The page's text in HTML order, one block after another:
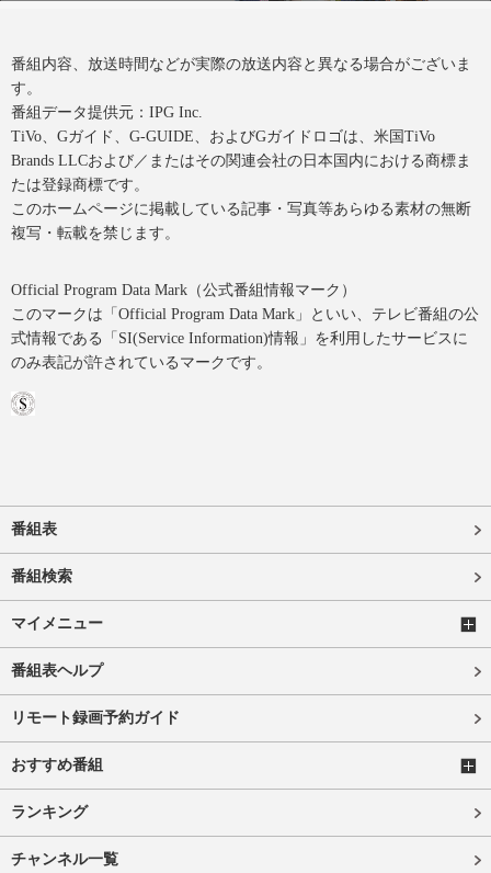
番組内容、放送時間などが実際の放送内容と異なる場合がございま
す。
番組データ提供元：IPG Inc.
TiVo、Gガイド、G-GUIDE、およびGガイドロゴは、米国TiVo
Brands LLCおよび／またはその関連会社の日本国内における商標ま
たは登録商標です。
このホームページに掲載している記事・写真等あらゆる素材の無断
複写・転載を禁じます。
Official Program Data Mark（公式番組情報マーク）
このマークは「Official Program Data Mark」といい、テレビ番組の公
式情報である「SI(Service Information)情報」を利用したサービスに
のみ表記が許されているマークです。
番組表
番組検索
マイメニュー
番組表ヘルプ
リモート録画予約ガイド
おすすめ番組
ランキング
チャンネル一覧